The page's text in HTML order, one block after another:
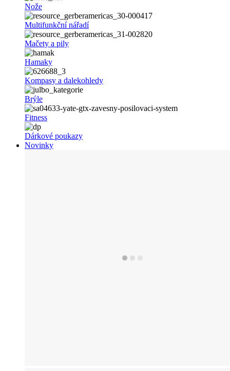
Nože
Multifunkční nářadí
Mačety a pily
Hamaky
Kompasy a dalekohledy
Brýle
Fitness
Dárkové poukazy
Novinky